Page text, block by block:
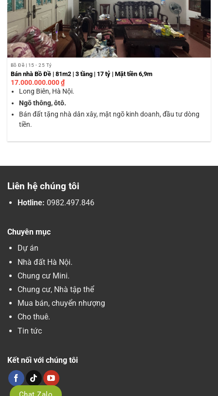
Bồ Đề | 15 - 25 Tỷ
Bán nhà Bồ Đề | 81m2 | 3 tầng | 17 tỷ | Mặt tiền 6,9m
17.000.000.000₫
Long Biên, Hà Nội.
Ngõ thông, ôtô.
Bán đất tặng nhà dân xây, mặt ngõ kinh doanh, đầu tư dòng
tiền.
Liên hệ chúng tôi
Hotline: 0982.497.846
Chuyên mục
Dự án
Nhà đất Hà Nội.
Chung cư Mini.
Chung cư, Nhà tập thể
Mua bán, chuyển nhượng
Cho thuê.
Tin tức
Kết nối với chúng tôi